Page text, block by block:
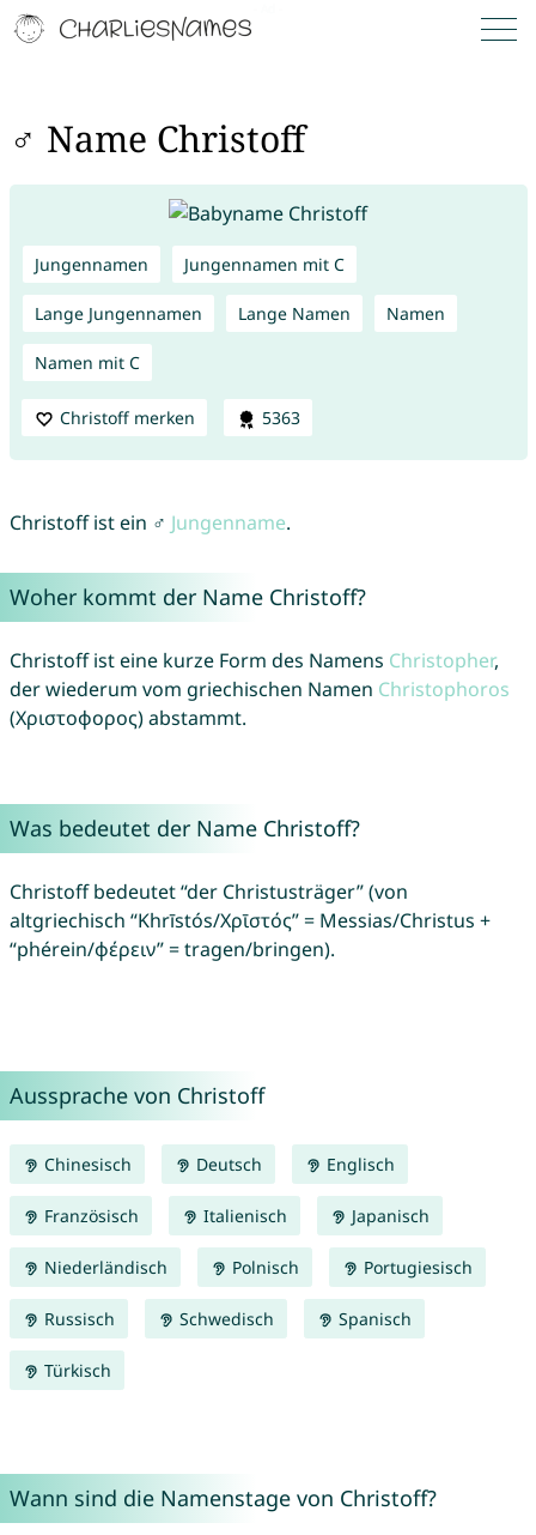
♂ Name Christoff
Jungennamen Jungennamen mit C
Lange Jungennamen Lange Namen Namen
Namen mit C
Christoff merken 5363
Christoff ist ein ♂ Jungenname.
Woher kommt der Name Christoff?
Christoff ist eine kurze Form des Namens Christopher,
der wiederum vom griechischen Namen Christophoros
(Χριστοφορος) abstammt.
Was bedeutet der Name Christoff?
Christoff bedeutet “der Christusträger” (von
altgriechisch “Khrīstós/Χρῑστός” = Messias/Christus +
“phérein/φέρειν” = tragen/bringen).
Aussprache von Christoff
Chinesisch Deutsch Englisch
Französisch Italienisch Japanisch
Niederländisch Polnisch Portugiesisch
Russisch Schwedisch Spanisch
Türkisch
Wann sind die Namenstage von Christoff?